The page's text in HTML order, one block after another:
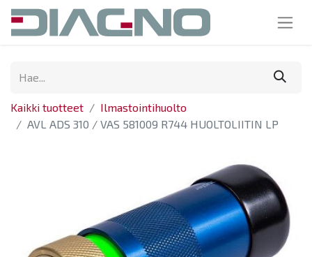
Kaikki tuotteet
Ilmastointihuolto
AVL ADS 310 / VAS 581009 R744 HUOLTOLIITIN LP